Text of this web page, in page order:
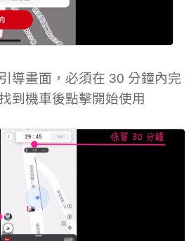
導畫面，必須在 30 分鐘內完
到機車後點擊開始使用